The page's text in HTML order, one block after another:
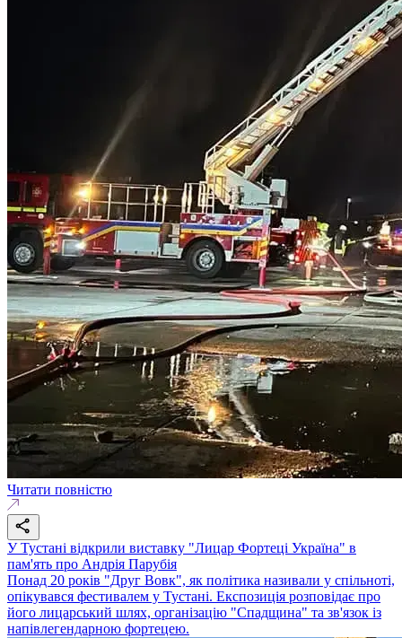
Читати повністю
У Тустані відкрили виставку "Лицар Фортеці Україна" в
пам'ять про Андрія Парубія
Понад 20 років "Друг Вовк", як політика називали у спільноті,
опікувався фестивалем у Тустані. Експозиція розповідає про
його лицарський шлях, організацію "Спадщина" та зв'язок із
напівлегендарною фортецею.